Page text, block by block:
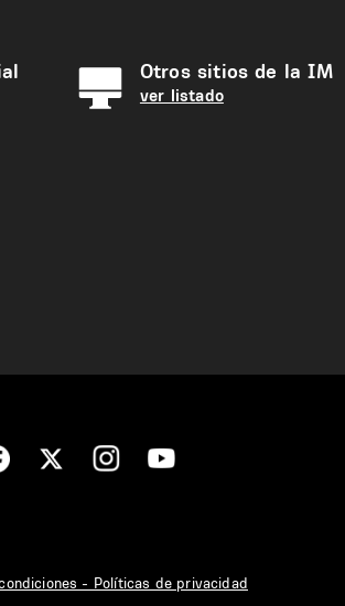
Otros sitios de la IM
ver listado
- Políticas de privacidad